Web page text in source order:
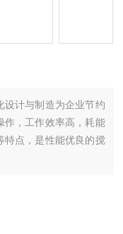
设计与制造为企业节约
作，工作效率高，耗能
特点，是性能优良的搅